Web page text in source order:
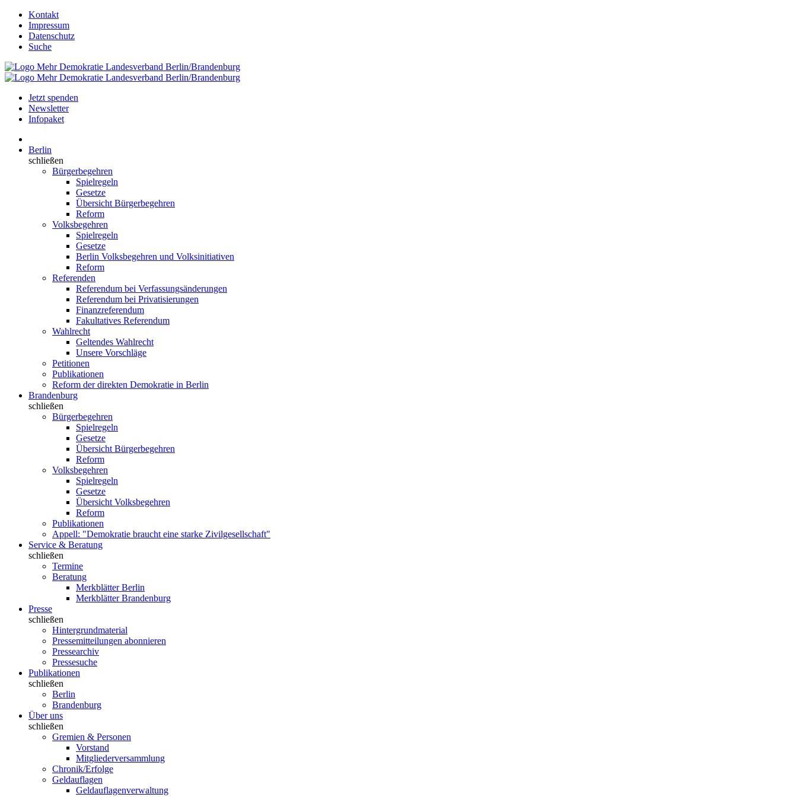
Kontakt
Impressum
Datenschutz
Suche
Jetzt spenden
Newsletter
Infopaket
Berlin
schließen
Bürgerbegehren
Spielregeln
Gesetze
Übersicht Bürgerbegehren
Reform
Volksbegehren
Spielregeln
Gesetze
Berlin Volksbegehren und Volksinitiativen
Reform
Referenden
Referendum bei Verfassungsänderungen
Referendum bei Privatisierungen
Finanzreferendum
Fakultatives Referendum
Wahlrecht
Geltendes Wahlrecht
Unsere Vorschläge
Petitionen
Publikationen
Reform der direkten Demokratie in Berlin
Brandenburg
schließen
Bürgerbegehren
Spielregeln
Gesetze
Übersicht Bürgerbegehren
Reform
Volksbegehren
Spielregeln
Gesetze
Übersicht Volksbegehren
Reform
Publikationen
Appell: "Demokratie braucht eine starke Zivilgesellschaft"
Service & Beratung
schließen
Termine
Beratung
Merkblätter Berlin
Merkblätter Brandenburg
Presse
schließen
Hintergrundmaterial
Pressemitteilungen abonnieren
Pressearchiv
Pressesuche
Publikationen
schließen
Berlin
Brandenburg
Über uns
schließen
Gremien & Personen
Vorstand
Mitgliederversammlung
Chronik/Erfolge
Geldauflagen
Geldauflagenverwaltung